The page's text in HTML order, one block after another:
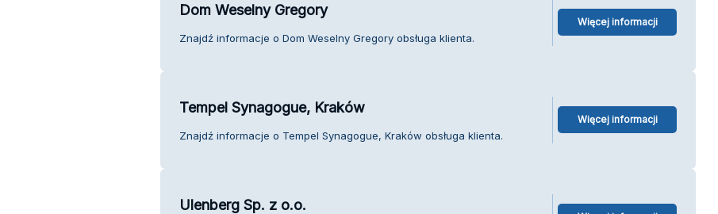
Dom Weselny Gregory
Znajdź informacje o Dom Weselny Gregory obsługa klienta.
Więcej informacji
Tempel Synagogue, Kraków
Znajdź informacje o Tempel Synagogue, Kraków obsługa klienta.
Więcej informacji
Ulenberg Sp. z o.o.